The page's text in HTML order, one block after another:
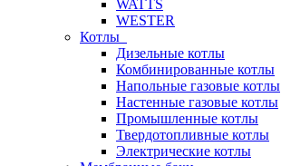
WATTS
WESTER
Котлы
Дизельные котлы
Комбинированные котлы
Напольные газовые котлы
Настенные газовые котлы
Промышленные котлы
Твердотопливные котлы
Электрические котлы